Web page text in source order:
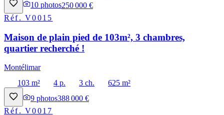
10 photos250 000 €
Réf.V0015
Maison de plain pied de 103m², 3 chambres,
quartier recherché !
Montélimar
103 m²
4 p. 3 ch.
625 m²
9 photos388 000 €
Réf.V0017